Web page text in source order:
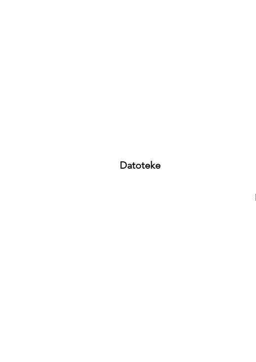
Datoteke